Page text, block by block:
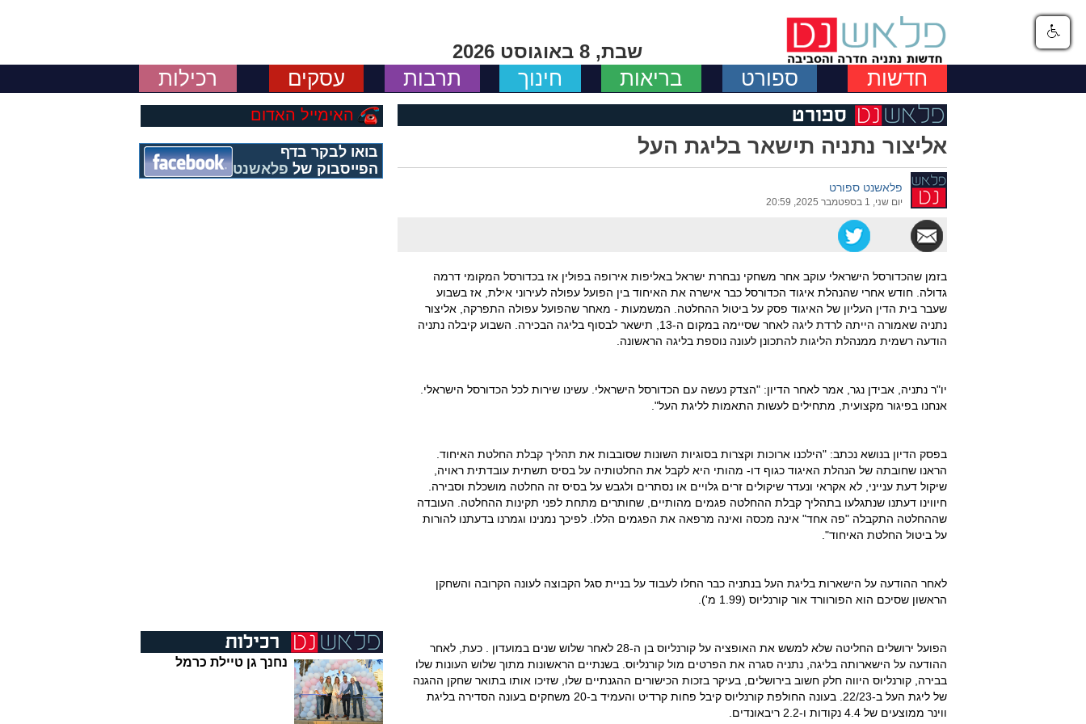
שבת, 8 באוגוסט 2026
חדשות ספורט בריאות חינוך תרבות עסקים רכילות
אליצור נתניה תישאר בליגת העל
פלאשנט ספורט
יום שני, 1 בספטמבר 2025, 20:59
בזמן שהכדורסל הישראלי עוקב אחר משחקי נבחרת ישראל באליפות אירופה בפולין אז בכדורסל המקומי דרמה
גדולה. חודש אחרי שהנהלת איגוד הכדורסל כבר אישרה את האיחוד בין הפועל עפולה לעירוני אילת, אז בשבוע
שעבר בית הדין העליון של האיגוד פסק על ביטול ההחלטה. המשמעות - מאחר שהפועל עפולה התפרקה, אליצור
נתניה שאמורה הייתה לרדת ליגה לאחר שסיימה במקום ה-13, תישאר לבסוף בליגה הבכירה. השבוע קיבלה נתניה
הודעה רשמית ממנהלת הליגות להתכונן לעונה נוספת בליגה הראשונה.
יו"ר נתניה, אבידן נגר, אמר לאחר הדיון: "הצדק נעשה עם הכדורסל הישראלי. עשינו שירות לכל הכדורסל הישראלי.
אנחנו בפיגור מקצועית, מתחילים לעשות התאמות לליגת העל".
בפסק הדיון בנושא נכתב: "הילכנו ארוכות וקצרות בסוגיות השונות שסובבות את תהליך קבלת החלטת האיחוד.
הראנו שחובתה של הנהלת האיגוד כגוף דו- מהותי היא לקבל את החלטותיה על בסיס תשתית עובדתית ראויה,
שיקול דעת ענייני, לא אקראי ונעדר שיקולים זרים גלויים או נסתרים ולגבש על בסיס זה החלטה מושכלת וסבירה.
חיווינו דעתנו שנתגלעו בתהליך קבלת ההחלטה פגמים מהותיים, שחותרים מתחת לפני תקינות ההחלטה. העובדה
שההחלטה התקבלה "פה אחד" אינה מכסה ואינה מרפאה את הפגמים הללו. לפיכך נמנינו וגמרנו בדעתנו להורות
על ביטול החלטת האיחוד".
לאחר ההודעה על הישארות בליגת העל בנתניה כבר החלו לעבוד על בניית סגל הקבוצה לעונה הקרובה והשחקן
הראשון שסיכם הוא הפורוורד אור קורנליוס (1.99 מ').
הפועל ירושלים החליטה שלא למשש את האופציה על קורנליוס בן ה-28 לאחר שלוש שנים במועדון . כעת, לאחר
ההודעה על הישארותה בליגה, נתניה סגרה את הפרטים מול קורנליוס. בשנתיים הראשונות מתוך שלוש העונות שלו
בבירה, קורנליוס היווה חלק חשוב בירושלים, בעיקר בזכות הכישורים ההגנתיים שלו, שזיכו אותו בתואר שחקן ההגנה
של ליגת העל ב-22/23. בעונה החולפת קורנליוס קיבל פחות קרדיט והעמיד ב-20 משחקים בעונה הסדירה בליגת
ווינר ממוצעים של 4.4 נקודות ו-2.2 ריבאונדים.
האימייל האדום
בואו לבקר בדף
הפייסבוק של פלאשנט
נחנך גן טיילת כרמל